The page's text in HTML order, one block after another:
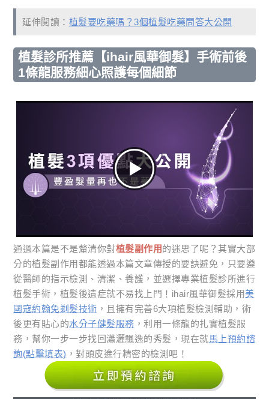
延伸閱讀： 植髮要吃藥嗎？3個植髮吃藥問答大公開
植髮診所推薦【ihair風華御髮】手術前後
1條龍服務細心照護每個細節
通過本篇是不是釐清你對植髮副作用的迷思了呢？其實大部
分的植髮副作用都能透過本篇文章傳授的要訣避免，只要遵
從醫師的指示檢測、清潔、養護，並選擇專業植髮診所進行
植髮手術，植髮後遺症就不易找上門！ihair風華御髮採用美
國寇約翰免剃髮技術 ，且擁有完善6大項植髮檢測輔助，術
後更有貼心的水分子健髮服務 ，利用一條龍的扎實植髮服
務，幫你一步一步找回瀟灑飄逸的秀髮，現在就馬上預約諮
詢(點擊填表) ，對頭皮進行精密的檢測吧！